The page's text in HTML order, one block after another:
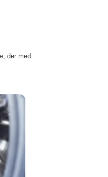
der med